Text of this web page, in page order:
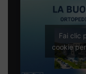
Fai clic
cookie